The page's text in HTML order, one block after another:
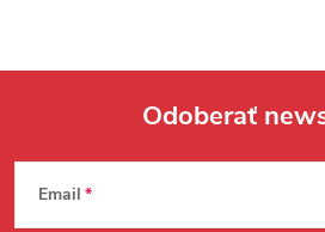
Zápätie
Odoberať
Email